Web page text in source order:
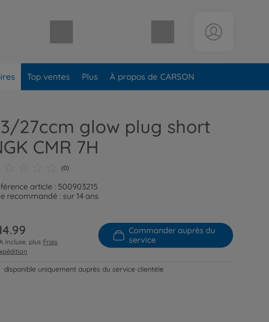
Top ventes Plus À propos de CARSON
27ccm glow plug short
CMR 7H
(0)
article : 500903215
recommandé : sur 14 ans
incluse, plus Frais
Commander auprès du
service
disponible uniquement auprès du service clientèle